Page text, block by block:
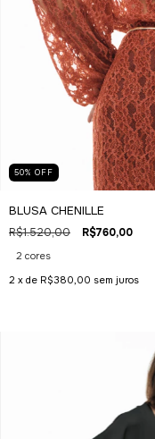
50% OFF
BLUSA CHENILLE
R$1.520,00 R$760,00
2 cores
2 x de R$380,00 sem juros